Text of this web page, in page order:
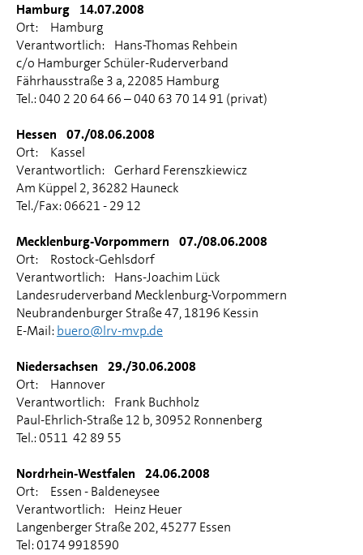
Hamburg 14.07.2008
Ort: Hamburg
Verantwortlich: Hans-Thomas Rehbein
c/o Hamburger Schüler-Ruderverband
Fährhausstraße 3 a, 22085 Hamburg
Tel.: 040 2 20 64 66 – 040 63 70 14 91 (privat)
Hessen 07./08.06.2008
Ort: Kassel
Verantwortlich: Gerhard Ferenszkiewicz
Am Küppel 2, 36282 Hauneck
Tel./Fax: 06621 - 29 12
Mecklenburg-Vorpommern 07./08.06.2008
Ort: Rostock-Gehlsdorf
Verantwortlich: Hans-Joachim Lück
Landesruderverband Mecklenburg-Vorpommern
Neubrandenburger Straße 47, 18196 Kessin
E-Mail:buero@lrv-mvp.de
Niedersachsen 29./30.06.2008
Ort: Hannover
Verantwortlich: Frank Buchholz
Paul-Ehrlich-Straße 12 b, 30952 Ronnenberg
Tel.: 0511 42 89 55
Nordrhein-Westfalen 24.06.2008
Ort: Essen - Baldeneysee
Verantwortlich: Heinz Heuer
Langenberger Straße 202, 45277 Essen
Tel: 0174 9918590